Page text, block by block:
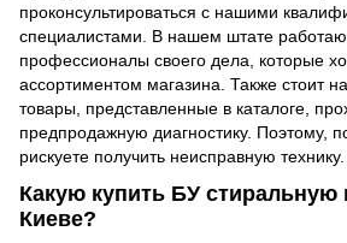
проконсультироваться с нашими
специалистами. В нашем штате
профессионалы своего дела, которые
ассортиментом магазина. Также стоит
товары, представленные в каталоге,
предпродажную диагностику. Поэтому,
рискуете получить неисправную технику.
Какую купить БУ стиральную
Киеве?